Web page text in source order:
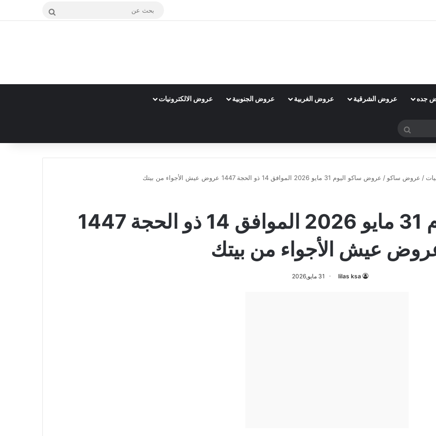
بحث
جده عروض الشرقية عروض الغربية عروض الجنوبية عروض الالكترونيات
بحث
/ عروض ساكو / عروض ساكو اليوم 31 مايو 2026 الموافق 14 ذو الحجة 1447 عروض عيش الأجواء من بيتك
عروض ساكو اليوم 31 مايو 2026 الموافق 14 ذو الحجة 1447
عيش الأجواء من بيتك
lilas ksa 31 مايو,2026